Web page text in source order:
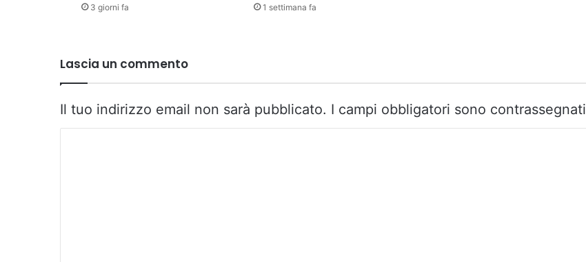
3 giorni fa 1 settimana fa
Lascia un commento
Il tuo indirizzo email non sarà pubblicato. I campi obbligatori sono contrassegnati